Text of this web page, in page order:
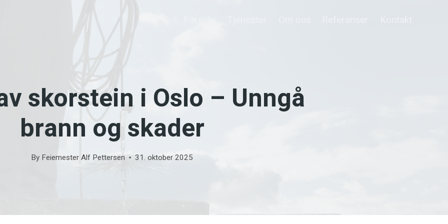
skorstein i Oslo – Unngå
brann og skader
By Feiemester Alf Pettersen 31. oktober 2025